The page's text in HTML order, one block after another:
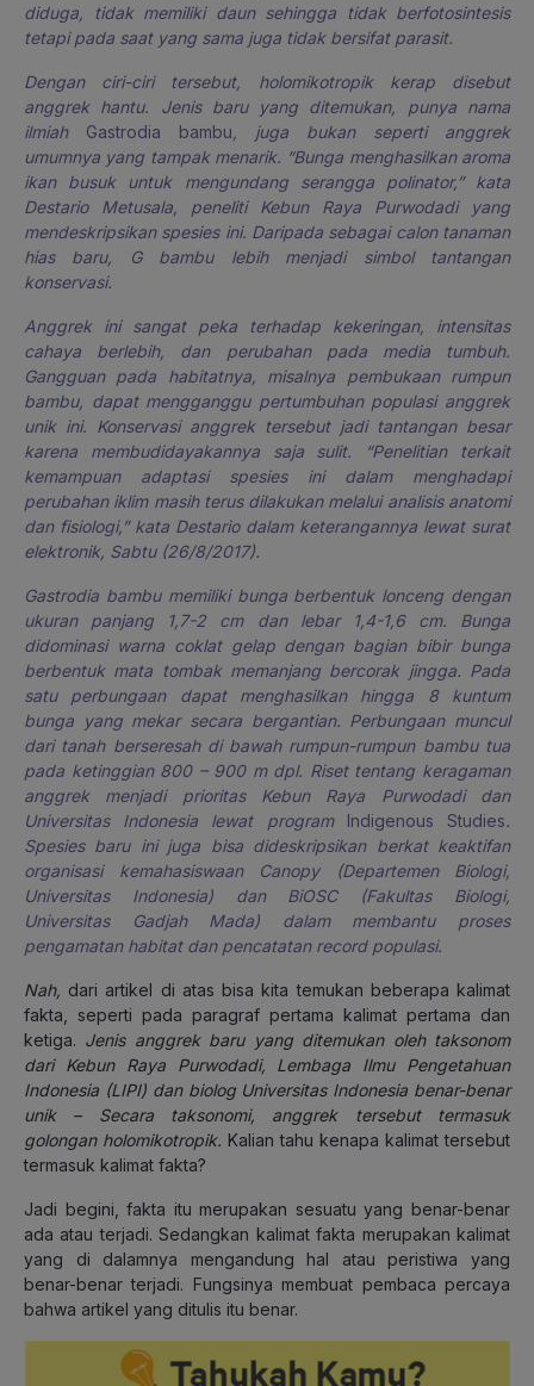
diduga, tidak memiliki daun sehingga tidak berfotosintesis
tetapi pada saat yang sama juga tidak bersifat parasit.
Dengan ciri-ciri tersebut, holomikotropik kerap disebut
anggrek hantu. Jenis baru yang ditemukan, punya nama
ilmiah Gastrodia bambu, juga bukan seperti anggrek
umumnya yang tampak menarik. “Bunga menghasilkan aroma
ikan busuk untuk mengundang serangga polinator,” kata
Destario Metusala, peneliti Kebun Raya Purwodadi yang
mendeskripsikan spesies ini. Daripada sebagai calon tanaman
hias baru, G bambu lebih menjadi simbol tantangan
konservasi.
Anggrek ini sangat peka terhadap kekeringan, intensitas
cahaya berlebih, dan perubahan pada media tumbuh.
Gangguan pada habitatnya, misalnya pembukaan rumpun
bambu, dapat mengganggu pertumbuhan populasi anggrek
unik ini. Konservasi anggrek tersebut jadi tantangan besar
karena membudidayakannya saja sulit. “Penelitian terkait
kemampuan adaptasi spesies ini dalam menghadapi
perubahan iklim masih terus dilakukan melalui analisis anatomi
dan fisiologi,” kata Destario dalam keterangannya lewat surat
elektronik, Sabtu (26/8/2017).
Gastrodia bambu memiliki bunga berbentuk lonceng dengan
ukuran panjang 1,7-2 cm dan lebar 1,4-1,6 cm. Bunga
didominasi warna coklat gelap dengan bagian bibir bunga
berbentuk mata tombak memanjang bercorak jingga. Pada
satu perbungaan dapat menghasilkan hingga 8 kuntum
bunga yang mekar secara bergantian. Perbungaan muncul
dari tanah berseresah di bawah rumpun-rumpun bambu tua
pada ketinggian 800 – 900 m dpl. Riset tentang keragaman
anggrek menjadi prioritas Kebun Raya Purwodadi dan
Universitas Indonesia lewat program Indigenous Studies.
Spesies baru ini juga bisa dideskripsikan berkat keaktifan
organisasi kemahasiswaan Canopy (Departemen Biologi,
Universitas Indonesia) dan BiOSC (Fakultas Biologi,
Universitas Gadjah Mada) dalam membantu proses
pengamatan habitat dan pencatatan record populasi.
Nah, dari artikel di atas bisa kita temukan beberapa kalimat
fakta, seperti pada paragraf pertama kalimat pertama dan
ketiga. Jenis anggrek baru yang ditemukan oleh taksonom
dari Kebun Raya Purwodadi, Lembaga Ilmu Pengetahuan
Indonesia (LIPI) dan biolog Universitas Indonesia benar-benar
unik – Secara taksonomi, anggrek tersebut termasuk
golongan holomikotropik. Kalian tahu kenapa kalimat tersebut
termasuk kalimat fakta?
Jadi begini, fakta itu merupakan sesuatu yang benar-benar
ada atau terjadi. Sedangkan kalimat fakta merupakan kalimat
yang di dalamnya mengandung hal atau peristiwa yang
benar-benar terjadi. Fungsinya membuat pembaca percaya
bahwa artikel yang ditulis itu benar.